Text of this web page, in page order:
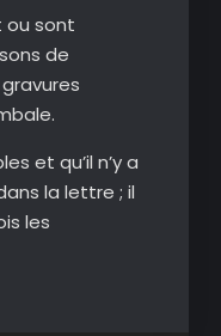
ou sont
de
et qu’il n’y a
la lettre ; il
les